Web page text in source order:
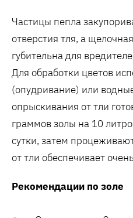
Частицы пепла
отверстия тля‚ а
губительна для
Для обработки цветов
(опудривание) или
опрыскивания от тли
граммов золы на 10
сутки‚ затем
от тли обеспечивает
Рекомендации по золе